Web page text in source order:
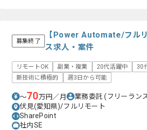
募集終了
【Power Automate/フル
ス求人・案件
リモートOK 副業・複業 20代活躍中 30
新技術に積極的
週3日から可能
〜70万円／月 業務委託(フリーラン
伏見(愛知県)/フルリモート
SharePoint
社内SE